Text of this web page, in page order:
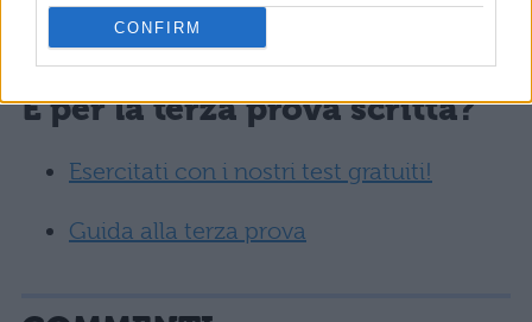
CONFIRM
Guida alla versione di latino
E per la terza prova scritta?
Esercitati con i nostri test gratuiti!
Guida alla terza prova